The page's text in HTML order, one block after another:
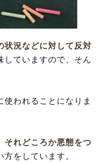
状況などに対して反対
していますので、そん
われることになりま
それどころか悪態をつ
をしています。